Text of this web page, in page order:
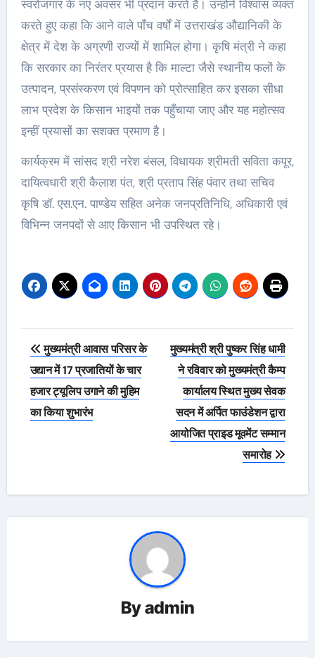
स्वरोजगार के नए अवसर भी प्रदान करते हैं। उन्होंने विश्वास व्यक्त
करते हुए कहा कि आने वाले पाँच वर्षों में उत्तराखंड औद्यानिकी के
क्षेत्र में देश के अग्रणी राज्यों में शामिल होगा। कृषि मंत्री ने कहा
कि सरकार का निरंतर प्रयास है कि माल्टा जैसे स्थानीय फलों के
उत्पादन, प्रसंस्करण एवं विपणन को प्रोत्साहित कर इसका सीधा
लाभ प्रदेश के किसान भाइयों तक पहुँचाया जाए और यह महोत्सव
इन्हीं प्रयासों का सशक्त प्रमाण है।
कार्यक्रम में सांसद श्री नरेश बंसल, विधायक श्रीमती सविता कपूर,
दायित्वधारी श्री कैलाश पंत, श्री प्रताप सिंह पंवार तथा सचिव
कृषि डॉ. एस.एन. पाण्डेय सहित अनेक जनप्रतिनिधि, अधिकारी एवं
विभिन्न जनपदों से आए किसान भी उपस्थित रहे।
Post
navigation
मुख्यमंत्री आवास परिसर के
उद्यान में 17 प्रजातियों के चार
हजार ट्यूलिप उगाने की मुहिम
का किया शुभारंभ
मुख्यमंत्री श्री पुष्कर सिंह धामी
ने रविवार को मुख्यमंत्री कैम्प
कार्यालय स्थित मुख्य सेवक
सदन में अर्पित फाउंडेशन द्वारा
आयोजित प्राइड मूवमेंट सम्मान
समारोह
Byadmin